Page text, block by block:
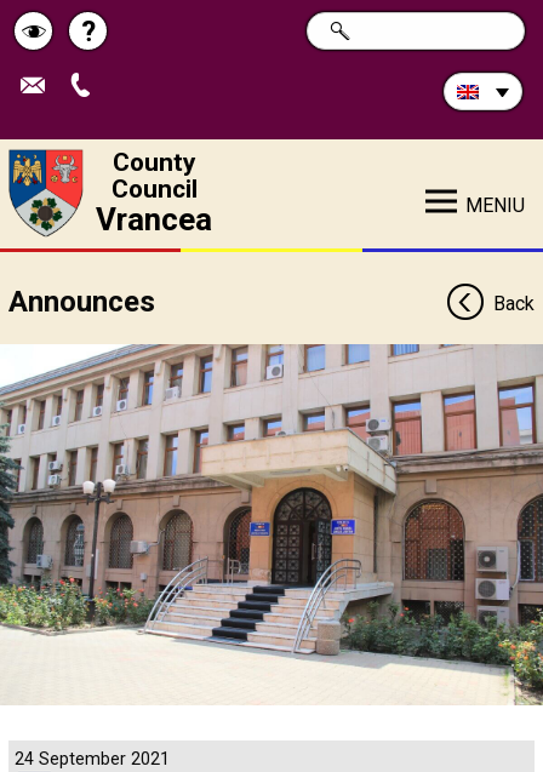
Schimbă
contrastul
Help
?
Search
in
SEARCH
County
Council
Vrancea MENIU
Announces Back
24 September 2021